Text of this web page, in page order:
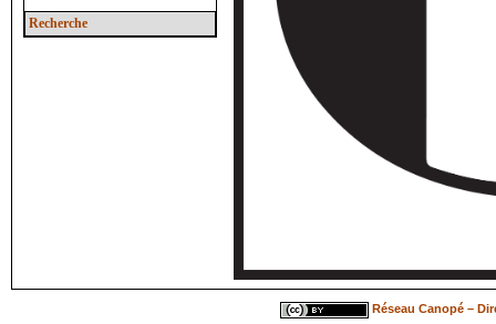
Recherche
Réseau Canopé –